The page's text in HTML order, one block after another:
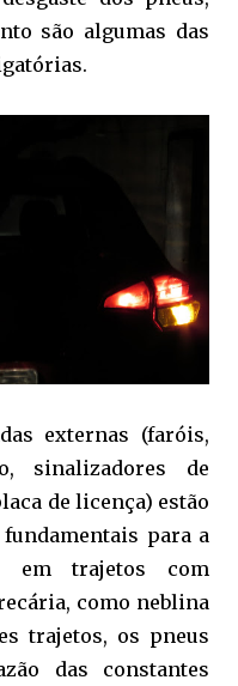
são algumas das
externas (faróis,
sinalizadores de
de licença) estão
para a
em trajetos com
como neblina
trajetos, os pneus
das constantes